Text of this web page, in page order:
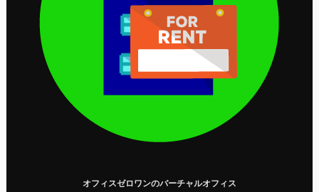
オフィスゼロワンのバーチャルオフィス